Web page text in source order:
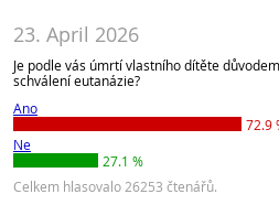
23. April 2026
Je podle vás úmrtí vlastního dítěte
schválení eutanázie?
Ano
72.9
Ne
27.1 %
Celkem hlasovalo 26253 čtenářů.